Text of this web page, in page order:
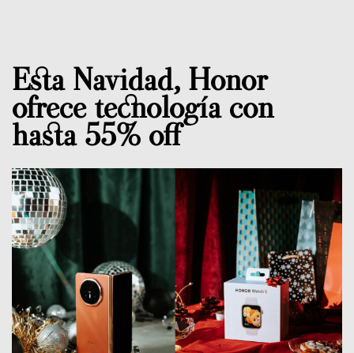
Esta Navidad, Honor
ofrece tecnología con
hasta 55% off